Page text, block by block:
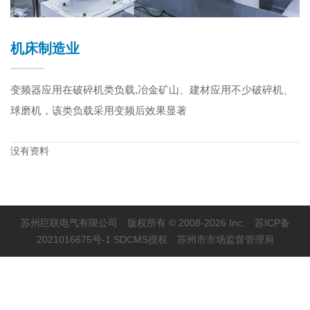
机床制造业
变频器应用在破碎机类负载,冶金矿山、建材应用不少破碎机、
球磨机，该类负载采用变频后效果显著
没有资料
苏州巨联电气有限公司 版权所有 © 2008-2026 Inc. 苏ICP备
2021016675号-1 SDCMS授权
苏州市市场监督管理局